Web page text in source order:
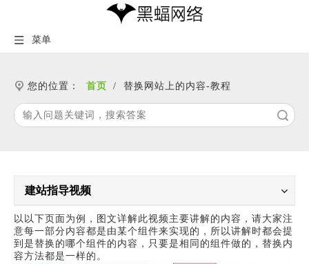
菜单
您的位置： 首页 / 替换网站上的内容-教程
建站指导视频
以以下页面为例，图文详解此视频主要讲解的内容，请大家注
意每一部分内容都是由某个组件来实现的，所以讲解时都会提
到是替换的哪个组件的内容，只要是相同的组件做的，替换内
容方法都是一样的。